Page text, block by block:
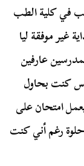
في كلية الطب
غير موفقة ليا
عارفين
كنت بحاول
امتحان على
ودرجات مش حلوة رغم أني كنت